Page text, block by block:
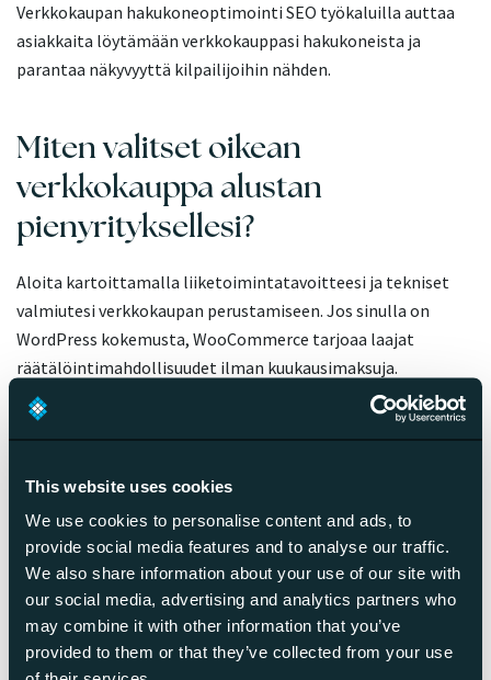
This website uses cookies
We use cookies to personalise content and ads, to
provide social media features and to analyse our traffic.
We also share information about your use of our site with
our social media, advertising and analytics partners who
may combine it with other information that you’ve
provided to them or that they’ve collected from your use
Verkkokaupan hakukoneoptimointi SEO työkaluilla auttaa
asiakkaita löytämään verkkokauppasi hakukoneista ja
parantaa näkyvyyttä kilpailijoihin nähden.
Miten valitset oikean
verkkokauppa alustan
pienyrityksellesi?
Aloita kartoittamalla liiketoimintatavoitteesi ja tekniset
valmiutesi verkkokaupan perustamiseen. Jos sinulla on
WordPress kokemusta, WooCommerce tarjoaa laajat
räätälöintimahdollisuudet ilman kuukausimaksuja.
Teknisesti vähemmän kokeneille Shopify tai vastaavat
pilvipalveluratkaisut sopivat paremmin valmiine
valitse alusta, joka skaalautuu liiketoimintasi mukana.
Vertaile eri verkkokaupparatkaisujen ominaisuuksia
käytännön tarpeidesi pohjalta: tuotteiden määrä,
maksutavat, integraatiot ja
kansainvälistymismahdollisuudet. Kuinka perustaa
verkkokauppa prosessi vaihtelee merkittävästi alustasta
riippuen. Testaa mahdollisuuksien mukaan ilmaisia